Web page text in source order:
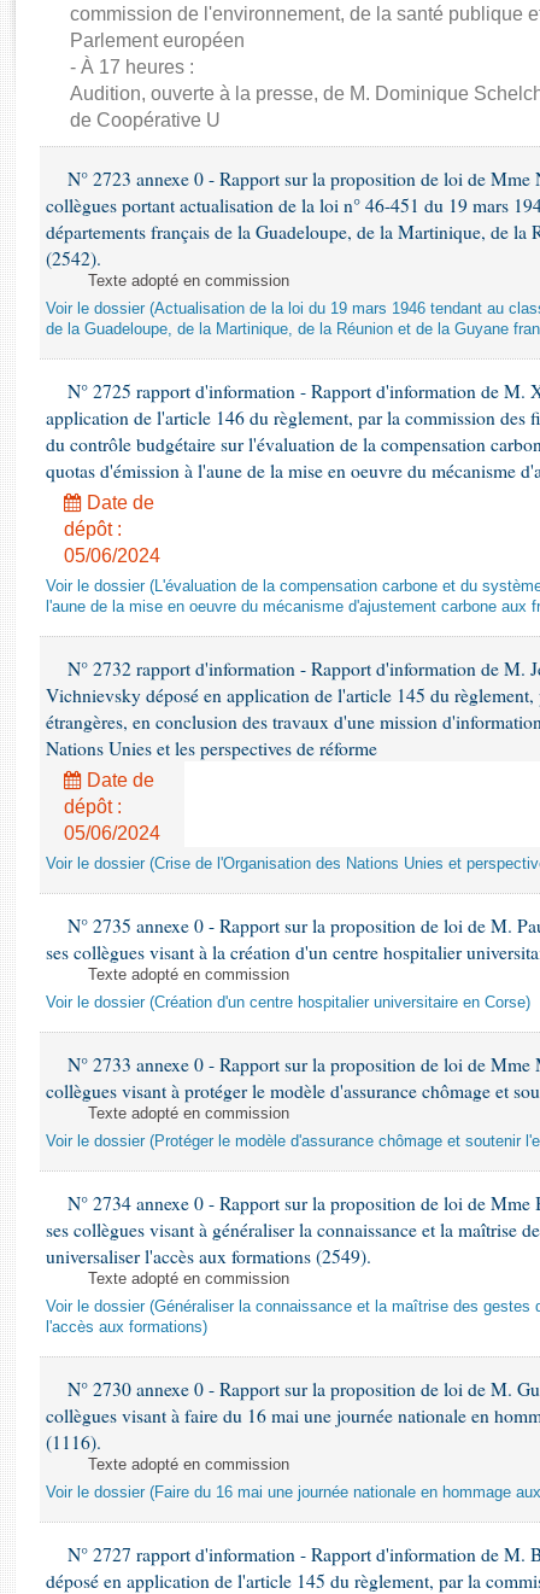
Rapports d'enquête
Rapports législatifs
Rapports sur l'application des lois
Baromètre de l’application des lois
Budget et sécurité sociale
Questions écrites et orales
Comptes rendus des débats
commission de l'environnement, de la santé publique
Parlement européen
- À 17 heures :
Audition, ouverte à la presse, de M. Dominique
de Coopérative U
N° 2723 annexe 0 - Rapport sur la proposition de loi de Mme
collègues portant actualisation de la loi n° 46-451 du 19 mars
départements français de la Guadeloupe, de la Martinique, de la
(2542).
Texte adopté en commission
Voir le dossier (Actualisation de la loi du 19 mars 1946 tendant au
de la Guadeloupe, de la Martinique, de la Réunion et de la Guyane
N° 2725 rapport d'information - Rapport d'information de M.
application de l'article 146 du règlement, par la commission des
du contrôle budgétaire sur l'évaluation de la compensation
quotas d'émission à l'aune de la mise en oeuvre du mécanisme
Date de
dépôt :
05/06/2024
Voir le dossier (L'évaluation de la compensation carbone et du
l'aune de la mise en oeuvre du mécanisme d'ajustement carbone aux
N° 2732 rapport d'information - Rapport d'information de M.
Vichnievsky déposé en application de l'article 145 du règlement,
étrangères, en conclusion des travaux d'une mission
Nations Unies et les perspectives de réforme
Date de
dépôt :
05/06/2024
Voir le dossier (Crise de l'Organisation des Nations Unies et
N° 2735 annexe 0 - Rapport sur la proposition de loi de M.
ses collègues visant à la création d'un centre hospitalier
Texte adopté en commission
Voir le dossier (Création d'un centre hospitalier universitaire en Corse)
N° 2733 annexe 0 - Rapport sur la proposition de loi de Mme
collègues visant à protéger le modèle d'assurance chômage et
Texte adopté en commission
Voir le dossier (Protéger le modèle d'assurance chômage et soutenir
N° 2734 annexe 0 - Rapport sur la proposition de loi de Mme
ses collègues visant à généraliser la connaissance et la maîtrise
universaliser l'accès aux formations (2549).
Texte adopté en commission
Voir le dossier (Généraliser la connaissance et la maîtrise des gestes
l'accès aux formations)
N° 2730 annexe 0 - Rapport sur la proposition de loi de M.
collègues visant à faire du 16 mai une journée nationale en
(1116).
Texte adopté en commission
Voir le dossier (Faire du 16 mai une journée nationale en hommage
N° 2727 rapport d'information - Rapport d'information de M.
déposé en application de l'article 145 du règlement, par la